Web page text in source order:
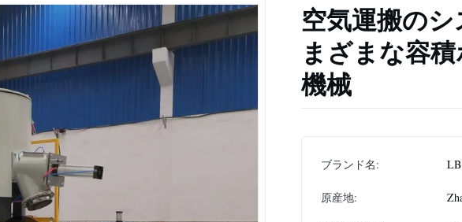
空気運搬の
まざまな容
機械
ブランド名: LB
原産地: